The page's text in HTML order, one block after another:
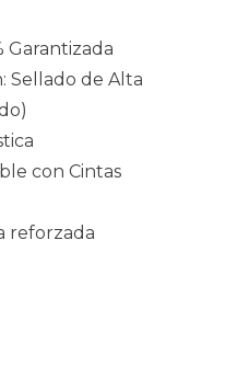
Garantizada
Sellado de Alta
con Cintas
reforzada